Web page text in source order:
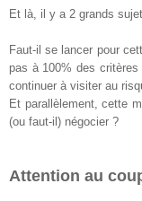
Et là, il y a 2 grands
Faut-il se lancer pour
pas à 100% des critères
continuer à visiter au
Et parallèlement, cette
(ou faut-il) négocier ?
Attention au